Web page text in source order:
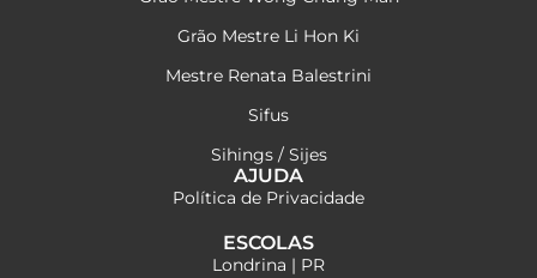
Grão Mestre Li Hon Ki
Mestre Renata Balestrini
Sifus
Sihings / Sijes
AJUDA
Política de Privacidade
ESCOLAS
Londrina | PR